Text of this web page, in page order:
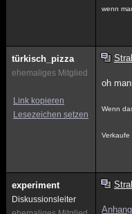
wenn
türkisch_pizza
ehemaliges Mitglied
Link kopieren
Lesezeichen setzen
oh
Wenn
Verkaufe
experiment
Diskussionsleiter